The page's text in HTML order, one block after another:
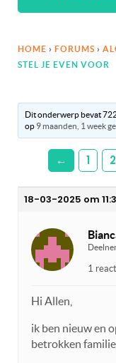
HOME › FORUMS ›
STEL JE EVEN VOOR
Dit onderwerp bevat
op 9 maanden, 1 week
← 1 2
18-03-2025 om
1
Hi Allen,
ik ben nieuw en
betrokken